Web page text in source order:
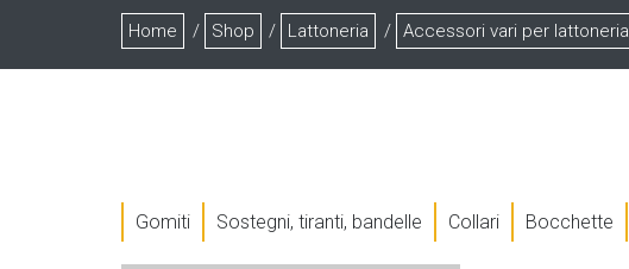
Home / Shop / Lattoneria / Accessori vari per lattoneria
Gomiti Sostegni, tiranti, bandelle Collari Bocchette